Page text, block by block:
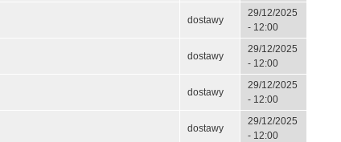
dostawy
29/12/2025
- 12:00
dostawy
29/12/2025
- 12:00
dostawy
29/12/2025
- 12:00
dostawy
29/12/2025
- 12:00